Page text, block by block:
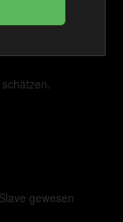
gewesen